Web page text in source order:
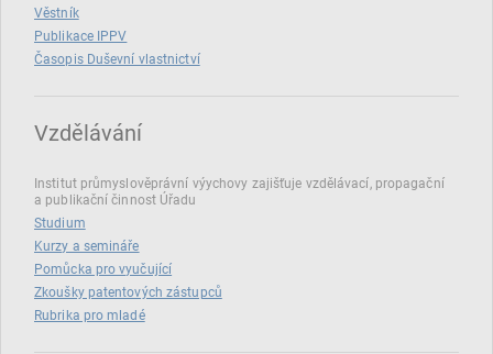
Věstník
Publikace IPPV
Časopis Duševní vlastnictví
Vzdělávání
Institut průmyslověprávní výychovy zajišťuje vzdělávací, propagační
a publikační činnost Úřadu
Studium
Kurzy a semináře
Pomůcka pro vyučující
Zkoušky patentových zástupců
Rubrika pro mladé